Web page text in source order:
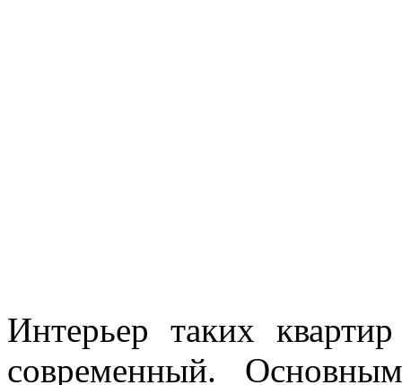
Интерьер таких
современный.